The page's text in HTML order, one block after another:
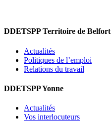
DDETSPP Territoire de Belfort
Actualités
Politiques de l’emploi
Relations du travail
DDETSPP Yonne
Actualités
Vos interlocuteurs